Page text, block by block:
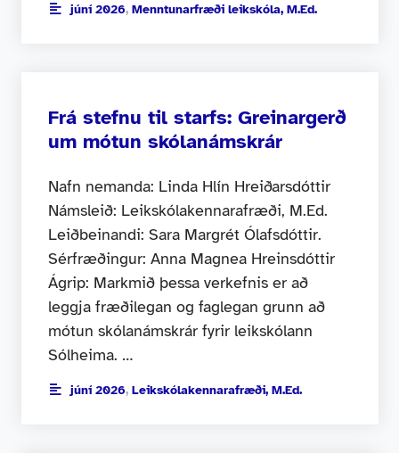
júní 2026, Menntunarfræði leikskóla, M.Ed.
Frá stefnu til starfs: Greinargerð
um mótun skólanámskrár
Nafn nemanda: Linda Hlín Hreiðarsdóttir
Námsleið: Leikskólakennarafræði, M.Ed.
Leiðbeinandi: Sara Margrét Ólafsdóttir.
Sérfræðingur: Anna Magnea Hreinsdóttir
Ágrip: Markmið þessa verkefnis er að
leggja fræðilegan og faglegan grunn að
mótun skólanámskrár fyrir leikskólann
Sólheima. …
júní 2026, Leikskólakennarafræði, M.Ed.